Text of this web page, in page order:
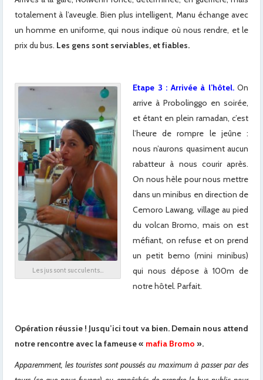
totalement à l’aveugle. Bien plus intelligent, Manu échange avec
un homme en uniforme, qui nous indique où nous rendre, et le
prix du bus. Les gens sont serviables, et fiables.
Les jus sont succulents…
Etape 3 : Arrivée à l’hôtel.On
arrive à Probolinggo en soirée,
et étant en plein ramadan, c’est
l’heure de rompre le jeûne :
nous n’aurons quasiment aucun
rabatteur à nous courir après.
On nous hèle pour nous mettre
dans un minibus en direction de
Cemoro Lawang, village au pied
du volcan Bromo, mais on est
méfiant, on refuse et on prend
un petit bemo (mini minibus)
qui nous dépose à 100m de
notre hôtel. Parfait.
Opération réussie ! Jusqu’ici tout va bien. Demain nous attend
notre rencontre avec la fameuse « mafia Bromo ».
Apparemment, les touristes sont poussés au maximum à passer par des